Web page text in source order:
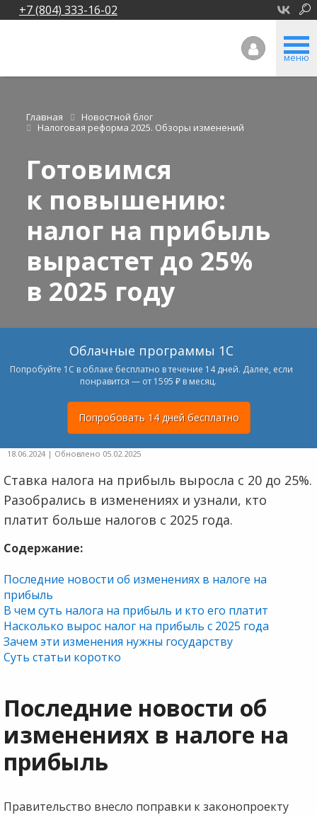
+7 (804) 333-16-02
меню
Главная
Новостной блог
Налоговая реформа 2025. Обзоры изменений
Готовимся
к повышению:
налог на прибыль
вырастет до 25%
в 2025 году
Облачные программы 1С
Попробуйте 1С в облаке бесплатно в течение 14 дней. Далее, если
понравится — от 1595 ₽ в месяц.
Попробовать 14 дней бесплатно
18.06.2024 | Обновлено 05.02.2025
Ставка налога на прибыль выросла с 20 до 25%.
Разобрались в изменениях и узнали, кто
платит больше налогов с 2025 года.
Содержание:
Последние новости об изменениях в налоге на
прибыль
В чем суть налога на прибыль и кто его платит
Насколько вырос налог на прибыль с 2025 года
Зачем эти изменения нужны государству
Суть статьи коротко
Последние новости об
изменениях в налоге на
прибыль
Правительство внесло поправки к законопроекту